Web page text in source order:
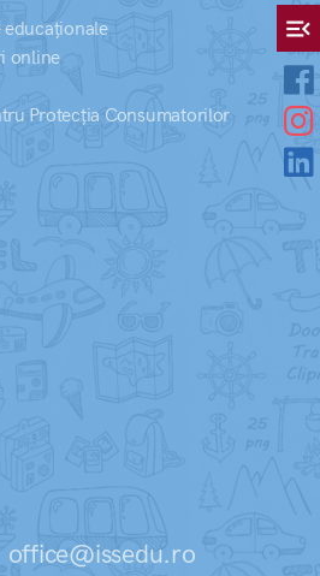
menu_open
online
Protecția Consumatorilor
office@issedu.ro